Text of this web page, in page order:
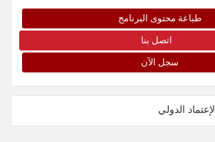
طباعة محتوى البرنامج
اتصل بنا
سجل الآن
الإعتماد الدولي